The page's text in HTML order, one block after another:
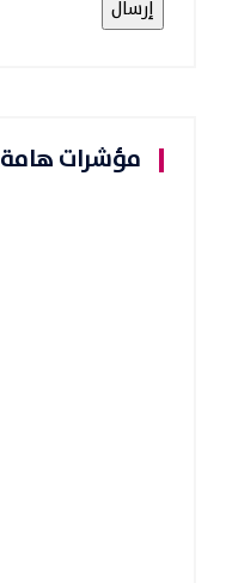
مؤشرات هامة